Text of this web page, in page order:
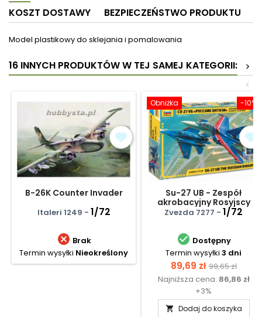
KOSZT DOSTAWY
BEZPIECZEŃSTWO PRODUKTU
Model plastikowy do sklejania i pomalowania
16 INNYCH PRODUKTÓW W TEJ SAMEJ KATEGORII:
>
<
B-26K Counter Invader
Italeri 1249 - 1/72
 Brak
Termin wysyłki Nieokreślony
-10%
Obniżka
Su-27 UB - Zespół
akrobacyjny Rosyjscy
Rycerze - Russkije Witiazi
Zvezda 7277 - 1/72
 Dostępny
Termin wysyłki 3 dni
Cena
89,69 zł Cena
99,65 zł
Najniższa cena: 86,86 zł
+3%
 Dodaj do koszyka